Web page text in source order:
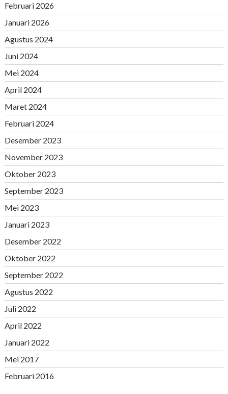
Februari 2026
Januari 2026
Agustus 2024
Juni 2024
Mei 2024
April 2024
Maret 2024
Februari 2024
Desember 2023
November 2023
Oktober 2023
September 2023
Mei 2023
Januari 2023
Desember 2022
Oktober 2022
September 2022
Agustus 2022
Juli 2022
April 2022
Januari 2022
Mei 2017
Februari 2016